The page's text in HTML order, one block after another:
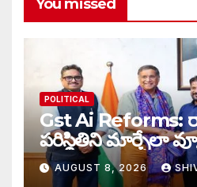
You missed
POLITICAL
Gst Ai Reforms:
పరిస్థితిని మార్చేలా
AUGUST 8, 2026